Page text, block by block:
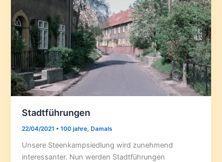
Stadtführungen
22/04/2021 •100 jahre,Damals
Unsere Steenkampsiedlung wird zunehmend
interessanter. Nun werden Stadtführungen